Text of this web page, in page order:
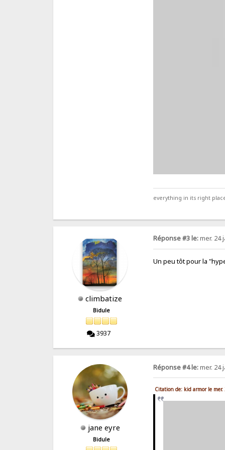
everything in its right
climbatize
Bidule
3937
Réponse #3 le:mer. 24
Un peu tôt pour la
jane eyre
Bidule
Réponse #4 le:mer. 24
Citation de: kid armor le